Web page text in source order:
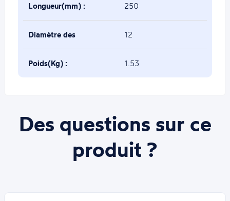
Longueur(mm) : 250
Diamètre des
barreaux(mm) :
12
Poids(Kg) : 1.53
Des questions sur ce
produit ?